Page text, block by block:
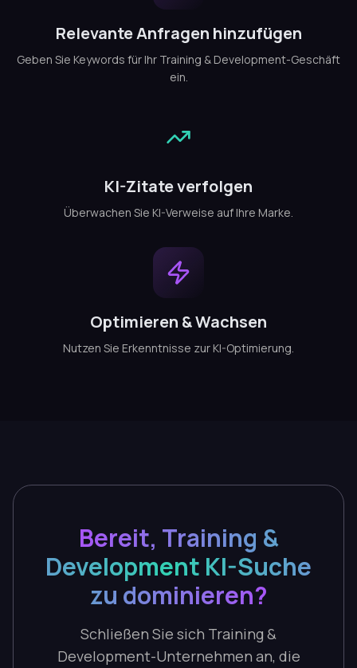
Relevante Anfragen hinzufügen
Geben Sie Keywords für Ihr Training & Development-Geschäft
ein.
KI-Zitate verfolgen
Überwachen Sie KI-Verweise auf Ihre Marke.
Optimieren & Wachsen
Nutzen Sie Erkenntnisse zur KI-Optimierung.
Bereit, Training &
Development KI-Suche
zu dominieren?
Schließen Sie sich Training &
Development-Unternehmen an, die